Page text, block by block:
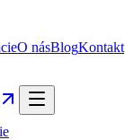
O násBlogKontakt